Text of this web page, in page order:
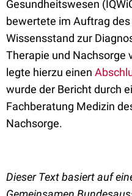
Gesundheitswesen
bewertete im Auftrag des
Wissensstand zur
Therapie und Nachsorge
legte hierzu einen
wurde der Bericht durch
Fachberatung Medizin
Nachsorge.
Dieser Text basiert auf